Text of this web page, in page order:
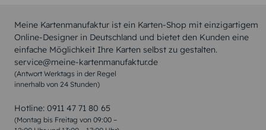
Meine Kartenmanufaktur ist ein Karten-Shop mit einzigartigem
Online-Designer in Deutschland und bietet den Kunden eine
einfache Möglichkeit Ihre Karten selbst zu gestalten.
service@meine-kartenmanufaktur.de
(Antwort Werktags in der Regel
innerhalb von 24 Stunden)
Hotline: 0911 47 71 80 65
(Montag bis Freitag von 09:00 –